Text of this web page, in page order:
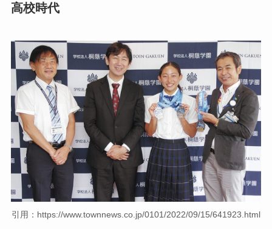
高校時代
引用：https://www.townnews.co.jp/0101/2022/09/15/641923.html